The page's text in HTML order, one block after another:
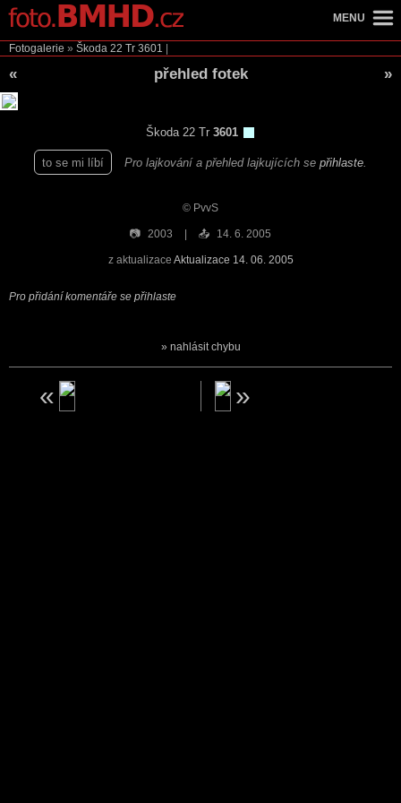
Fotogalerie » Škoda 22 Tr 3601
« přehled fotek »
Škoda 22 Tr 3601
to se mi líbí Pro lajkování a přehled lajkujících se přihlaste
© PvvS
📷 2003 📤 14. 6. 2005
z aktualizace Aktualizace 14. 06. 2005
Pro přidání komentáře se přihlaste
nahlásit chybu
MENU